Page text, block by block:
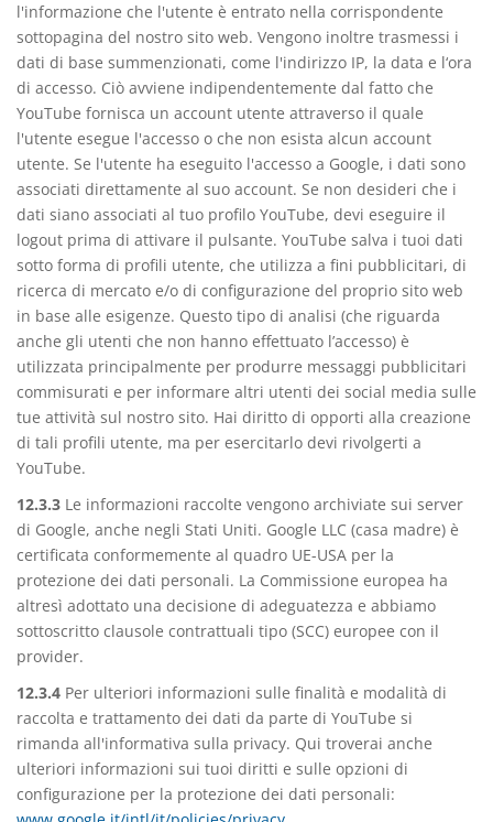
l'informazione che l'utente è entrato nella corrispondente
sottopagina del nostro sito web. Vengono inoltre trasmessi i
dati di base summenzionati, come l'indirizzo IP, la data e l‘ora
di accesso. Ciò avviene indipendentemente dal fatto che
YouTube fornisca un account utente attraverso il quale
l'utente esegue l'accesso o che non esista alcun account
utente. Se l'utente ha eseguito l'accesso a Google, i dati sono
associati direttamente al suo account. Se non desideri che i
dati siano associati al tuo profilo YouTube, devi eseguire il
logout prima di attivare il pulsante. YouTube salva i tuoi dati
sotto forma di profili utente, che utilizza a fini pubblicitari, di
ricerca di mercato e/o di configurazione del proprio sito web
in base alle esigenze. Questo tipo di analisi (che riguarda
anche gli utenti che non hanno effettuato l’accesso) è
utilizzata principalmente per produrre messaggi pubblicitari
commisurati e per informare altri utenti dei social media sulle
tue attività sul nostro sito. Hai diritto di opporti alla creazione
di tali profili utente, ma per esercitarlo devi rivolgerti a
YouTube.
12.3.3 Le informazioni raccolte vengono archiviate sui server
di Google, anche negli Stati Uniti. Google LLC (casa madre) è
certificata conformemente al quadro UE-USA per la
protezione dei dati personali. La Commissione europea ha
altresì adottato una decisione di adeguatezza e abbiamo
sottoscritto clausole contrattuali tipo (SCC) europee con il
provider.
12.3.4 Per ulteriori informazioni sulle finalità e modalità di
raccolta e trattamento dei dati da parte di YouTube si
rimanda all'informativa sulla privacy. Qui troverai anche
ulteriori informazioni sui tuoi diritti e sulle opzioni di
configurazione per la protezione dei dati personali: